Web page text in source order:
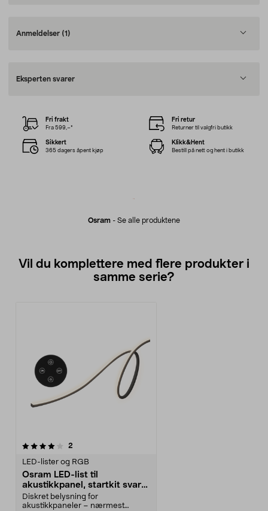
Anmeldelser (1)
Eksperten svarer
Osram - Se alle produktene
Fri frakt
Fra 599,–*
Fri retur
Returner til valgfri butikk
Sikkert
365 dagers åpent kjøp
Klikk&Hent
Bestill på nett og hent i butikk
Vil du komplettere med flere produkter i
samme serie?
2
LED-lister og RGB
Osram LED-list til
akustikkpanel, startkit svart,
2,6 m
Diskret belysning for
akustikkpaneler – nærmest